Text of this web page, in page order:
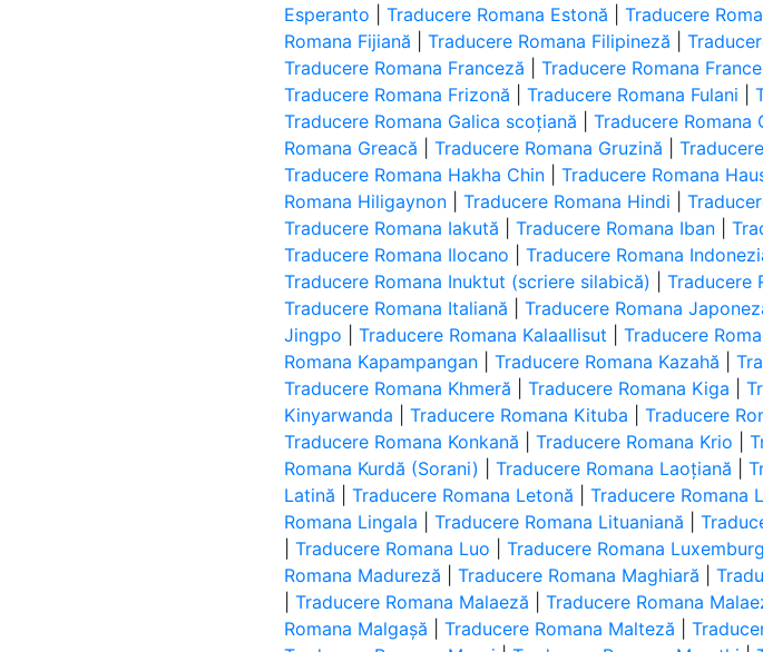
Esperanto |Traducere Romana Estonă |Traducere
Romana Fijiană |Traducere Romana Filipineză |
Traducere Romana Franceză |Traducere Romana
Traducere Romana Frizonă |Traducere Romana Fulani |
Traducere Romana Galica scoțiană |Traducere Romana
Romana Greacă |Traducere Romana Gruzină |
Traducere Romana Hakha Chin |Traducere Romana
Romana Hiligaynon |Traducere Romana Hindi |
Traducere Romana Iakută |Traducere Romana Iban |
Traducere Romana Ilocano |Traducere Romana
Traducere Romana Inuktut (scriere silabică)
|Traducere
Traducere Romana Italiană |Traducere Romana
Jingpo |Traducere Romana Kalaallisut |Traducere
Romana Kapampangan |Traducere Romana Kazahă |
Traducere Romana Khmeră |Traducere Romana Kiga |
Kinyarwanda |Traducere Romana Kituba |Traducere
Traducere Romana Konkană |Traducere Romana Krio |
Romana Kurdă (Sorani)
|Traducere Romana Laoțiană |
Latină |Traducere Romana Letonă |Traducere Romana
Romana Lingala |Traducere Romana Lituaniană |
|Traducere Romana Luo |Traducere Romana
Romana Madureză |Traducere Romana Maghiară |
|Traducere Romana Malaeză |Traducere Romana
Romana Malgașă |Traducere Romana Malteză |